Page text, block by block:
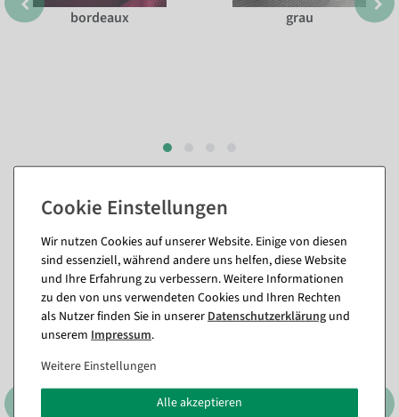
bordeaux grau
Passende Artikel zu diesem Produkt
(8)
Wir nutzen Cookies auf unserer Website. Einige von diesen
sind essenziell, während andere uns helfen, diese Website
und Ihre Erfahrung zu verbessern. Weitere Informationen
zu den von uns verwendeten Cookies und Ihren Rechten
als Nutzer finden Sie in unsererDaten­schutz­erklärung und
unserem Impressum.
Weitere Einstellungen
Alle akzeptieren